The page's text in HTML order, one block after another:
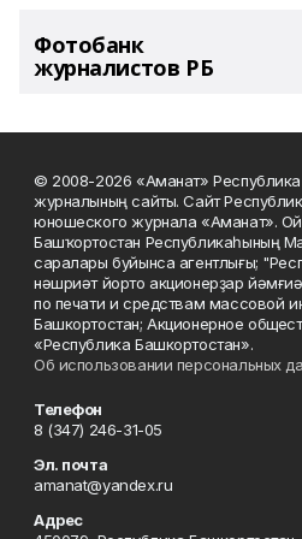
Фотобанк
журналистов РБ
© 2008-2026 «Аманат» Республика
журналының сайты. Сайт
юношеского журнала «Аманат».
Башҡортостан Республикаһының
саралары буйынса агентлығы;
нәшриәт йорто акционерҙар
по печати и средствам массовой
Башкортостан; Акционерное
«Республика Башкортостан».
Об использовании персональных
Телефон
8 (347) 246-31-05
Эл. почта
amanat@yandex.ru
Адрес